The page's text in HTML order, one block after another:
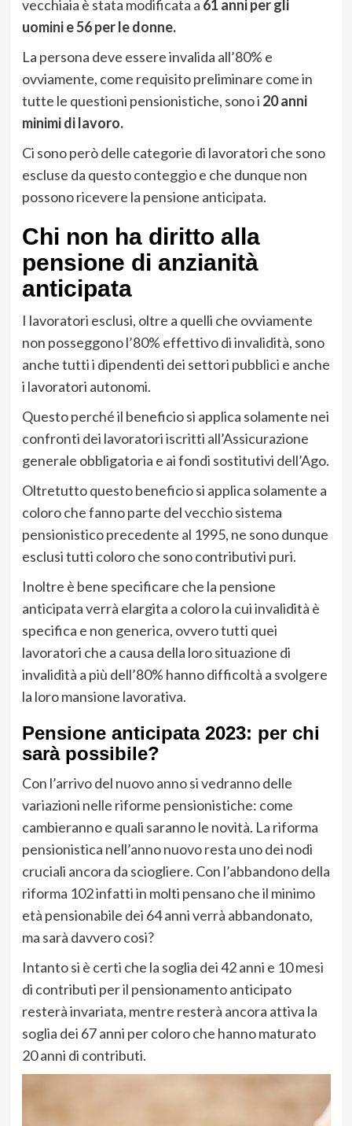
vecchiaia è stata modificata a 61 anni per gli
uomini e 56 per le donne.
La persona deve essere invalida all’80% e
ovviamente, come requisito preliminare come in
tutte le questioni pensionistiche, sono i 20 anni
minimi di lavoro.
Ci sono però delle categorie di lavoratori che sono
escluse da questo conteggio e che dunque non
possono ricevere la pensione anticipata.
Chi non ha diritto alla
pensione di anzianità
anticipata
I lavoratori esclusi, oltre a quelli che ovviamente
non posseggono l’80% effettivo di invalidità, sono
anche tutti i dipendenti dei settori pubblici e anche
i lavoratori autonomi.
Questo perché il beneficio si applica solamente nei
confronti dei lavoratori iscritti all’Assicurazione
generale obbligatoria e ai fondi sostitutivi dell’Ago.
Oltretutto questo beneficio si applica solamente a
coloro che fanno parte del vecchio sistema
pensionistico precedente al 1995, ne sono dunque
esclusi tutti coloro che sono contributivi puri.
Inoltre è bene specificare che la pensione
anticipata verrà elargita a coloro la cui invalidità è
specifica e non generica, ovvero tutti quei
lavoratori che a causa della loro situazione di
invalidità a più dell’80% hanno difficoltà a svolgere
la loro mansione lavorativa.
Pensione anticipata 2023: per chi
sarà possibile?
Con l’arrivo del nuovo anno si vedranno delle
variazioni nelle riforme pensionistiche: come
cambieranno e quali saranno le novità. La riforma
pensionistica nell’anno nuovo resta uno dei nodi
cruciali ancora da sciogliere. Con l’abbandono della
riforma 102 infatti in molti pensano che il minimo
età pensionabile dei 64 anni verrà abbandonato,
ma sarà davvero cosi?
Intanto si è certi che la soglia dei 42 anni e 10 mesi
di contributi per il pensionamento anticipato
resterà invariata, mentre resterà ancora attiva la
soglia dei 67 anni per coloro che hanno maturato
20 anni di contributi.